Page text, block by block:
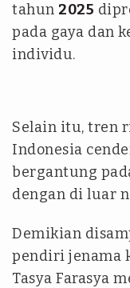
tahun 2025
pada gaya dan
individu.
Selain itu, tren
Indonesia
bergantung
dengan di luar
Demikian
pendiri jenama
Tasya Farasya